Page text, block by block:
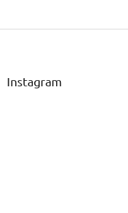
Z
Instagram